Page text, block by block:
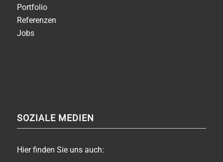
Portfolio
Referenzen
Jobs
SOZIALE MEDIEN
Hier finden Sie uns auch: